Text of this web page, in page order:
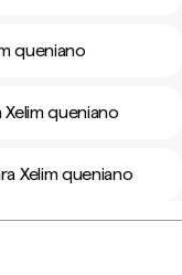
queniano
queniano
Xelim queniano